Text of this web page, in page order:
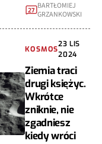
27 BARTŁOMIEJ
GRZANKOWSKI
KOSMOS
23 LIS
2024
Ziemia traci
drugi księżyc.
Wkrótce
zniknie, nie
zgadniesz
kiedy wróci